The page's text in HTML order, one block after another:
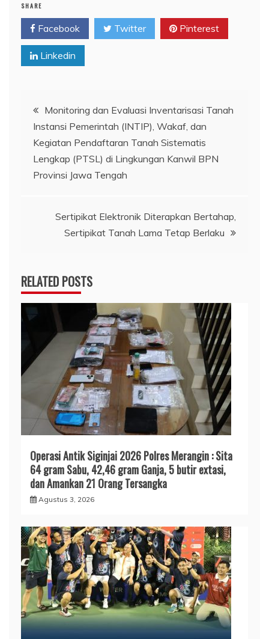
SHARE
Facebook Twitter Pinterest
Linkedin
Navigasi
pos
Monitoring dan Evaluasi Inventarisasi Tanah
Instansi Pemerintah (INTIP), Wakaf, dan
Kegiatan Pendaftaran Tanah Sistematis
Lengkap (PTSL) di Lingkungan Kanwil BPN
Provinsi Jawa Tengah
Sertipikat Elektronik Diterapkan Bertahap,
Sertipikat Tanah Lama Tetap Berlaku
RELATED POSTS
Operasi Antik Siginjai 2026 Polres Merangin : Sita
64 gram Sabu, 42,46 gram Ganja, 5 butir extasi,
dan Amankan 21 Orang Tersangka
Agustus 3, 2026